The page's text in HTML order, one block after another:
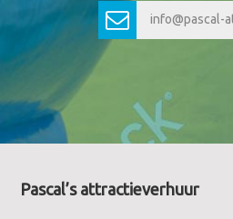
info@pascal-
Footer
Pascal’s attractieverhuur